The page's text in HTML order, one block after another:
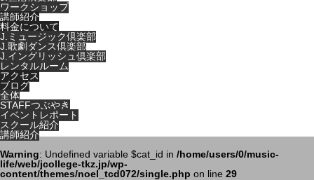
ワークショップ
講師紹介
料金について
J.ミュージック倶楽部
J.歌劇ダンス倶楽部
J.イングリッシュ倶楽部
レンタルルーム
アクセス
ブログ
全体
STAFFつぶやき
イベントレポート
スクール紹介
講師紹介
Warning: Undefined variable $cat_id in /home/users/0/music-
life/web/jcollege-tkz.jp/wp-
content/themes/noel_tcd072/single.php on line 29